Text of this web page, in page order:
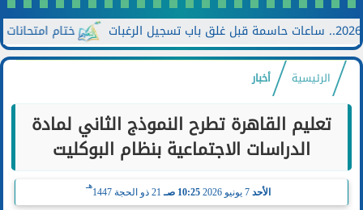
ختام امتحانات الدور الثاني
الرئيسية أخبار
تعليم القاهرة تطرح النموذج الثاني لمادة
الدراسات الاجتماعية بنظام البوكليت
الأحد 10:25 صـ 21 ذو الحجة 1447
هـ